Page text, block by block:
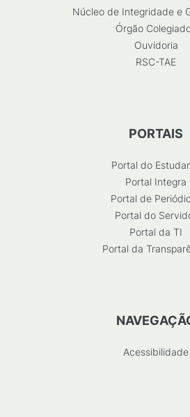
Núcleo de Integridade e
Órgão
Ouvidoria
RSC-TAE
PORTAIS
Portal do
Portal Integra
Portal de
Portal do
Portal da TI
Portal da
Acessibilidade